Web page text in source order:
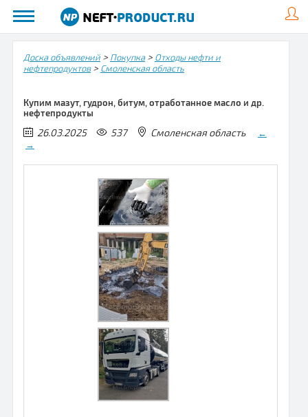
Доска объявлений> Покупка> Отходы нефти и
нефтепродуктов> Смоленская область
Купим мазут, гудрон, битум, отработанное масло и др.
нефтепродукты
26.03.2025 537 Смоленская область
←
→